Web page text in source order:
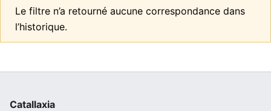
Le filtre n’a retourné aucune correspondance dans
l’historique.
Catallaxia